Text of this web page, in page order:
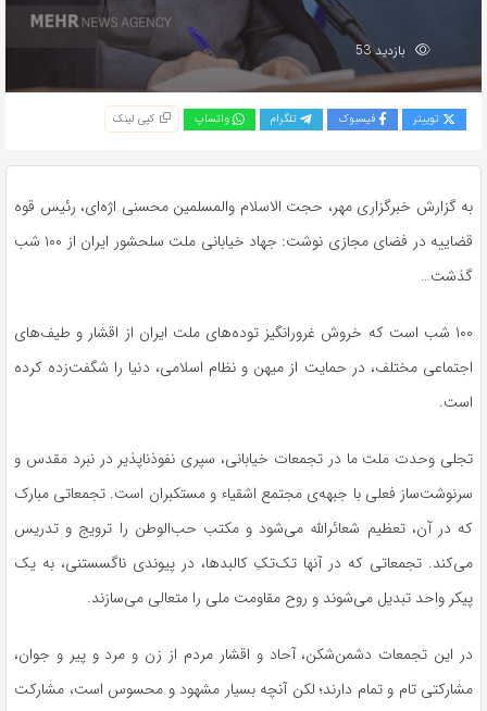
بازدید 53
توییتر فیسبوک تلگرام واتساپ کپی لینک
به گزارش خبرگزاری مهر، حجت الاسلام والمسلمین محسنی اژه‌ای، رئیس قوه
قضاییه در فضای مجازی نوشت: جهاد خیابانی ملت سلحشور ایران از ۱۰۰ شب
گذشت…
۱۰۰ شب است که خروش غرورانگیز توده‌های ملت ایران از اقشار و طیف‌های
اجتماعی مختلف، در حمایت از میهن و نظام اسلامی، دنیا را شگفت‌زده کرده
است.
تجلی وحدت ملت ما در تجمعات خیابانی، سپری نفوذناپذیر در نبرد مقدس و
سرنوشت‌ساز فعلی با جبهه‌ی مجتمع اشقیاء و مستکبران است. تجمعاتی مبارک
که در آن، تعظیم شعائرالله می‌شود و مکتب حب‌الوطن را ترویج و تدریس
می‌کند. تجمعاتی که در آنها تک‌تکِ کالبدها، در پیوندی ناگسستنی، به یک
پیکر واحد تبدیل می‌شوند و روح مقاومت ملی را متعالی می‌سازند.
در این تجمعات دشمن‌شکن، آحاد و اقشار مردم از زن و مرد و پیر و جوان،
مشارکتی تام و تمام دارند؛ لکن آنچه بسیار مشهود و محسوس است، مشارکت